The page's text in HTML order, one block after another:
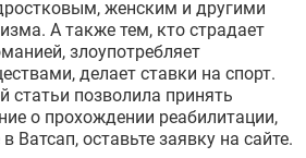
женским и другими
А также тем, кто страдает
злоупотребляет
делает ставки на спорт.
статьи позволила принять
о прохождении реабилитации,
Ватсап, оставьте заявку на сайте.
Отправить
Вы соглашаетесь сполитикой
Отправить
Отправить
Вы соглашаетесь с политикой